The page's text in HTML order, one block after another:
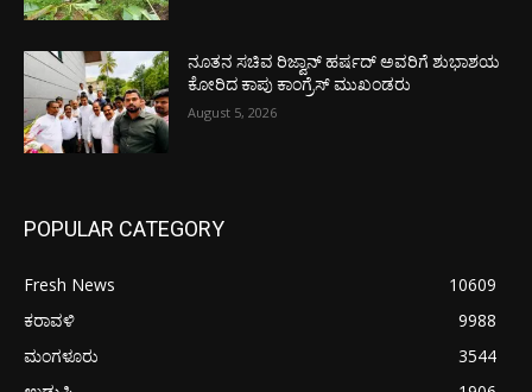
ನೂತನ ಸಚಿವ ರಿಜ್ವಾನ್ ಹರ್ಷದ್ ಅವರಿಗೆ ಶುಭಾಶಯ
ಕೋರಿದ ಕಾಪು ಕಾಂಗ್ರೆಸ್ ಮುಖಂಡರು
August 5, 2026
POPULAR CATEGORY
Fresh News
10609
ಕರಾವಳಿ
9988
ಮಂಗಳೂರು
3544